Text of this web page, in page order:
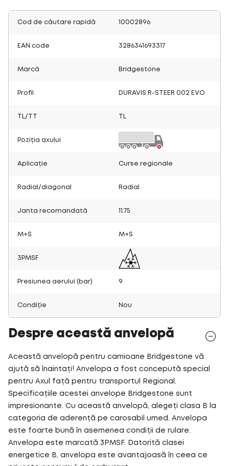
Cod de căutare rapidă 10002896
EAN code 3286341693317
Marcă Bridgestone
Profil DURAVIS R-STEER 002 EVO
TL/TT
Poziția axului
Aplicație Curse regionale
Radial/diagonal Radial
Janta recomandată 11.75
M+S M+S
3PMSF
Presiunea aerului (bar) 9
Condiție Nou
Despre această anvelopă
Această anvelopă pentru camioane Bridgestone vă
ajută să înaintați! Anvelopa a fost concepută special
pentru Axul față pentru transportul Regional.
Specificațiile acestei anvelope Bridgestone sunt
impresionante. Cu această anvelopă, alegeți clasa B la
categoria de aderență pe carosabil umed. Anvelopa
este foarte bună în asemenea condiții de rulare.
Anvelopa este marcată 3PMSF. Datorită clasei
energetice B, anvelopa este avantajoasă în ceea ce